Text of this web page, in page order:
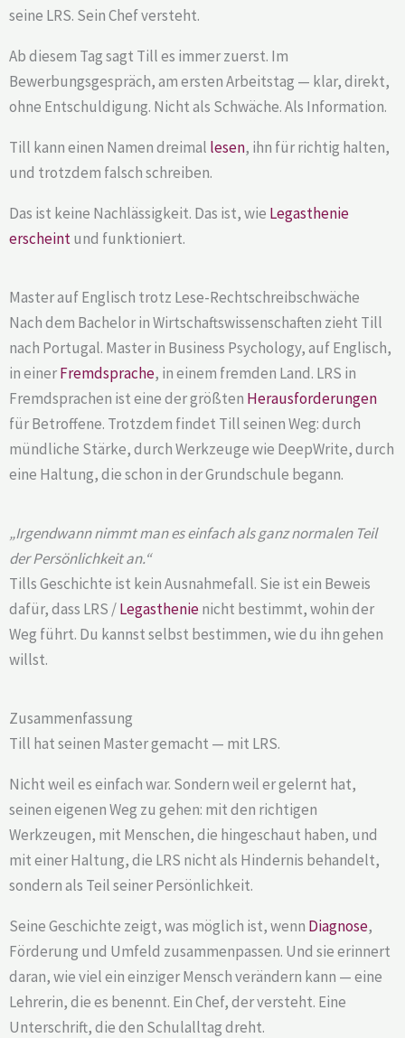
seine LRS. Sein Chef versteht.
Ab diesem Tag sagt Till es immer zuerst. Im
Bewerbungsgespräch, am ersten Arbeitstag — klar, direkt,
ohne Entschuldigung. Nicht als Schwäche. Als Information.
Till kann einen Namen dreimal lesen, ihn für richtig halten,
und trotzdem falsch schreiben.
Das ist keine Nachlässigkeit. Das ist, wie Legasthenie
erscheintund funktioniert.
Master auf Englisch trotz Lese-Rechtschreibschwäche
Nach dem Bachelor in Wirtschaftswissenschaften zieht Till
nach Portugal. Master in Business Psychology, auf Englisch,
in einerFremdsprache, in einem fremden Land. LRS in
Fremdsprachen ist eine der größten Herausforderungen
für Betroffene. Trotzdem findet Till seinen Weg: durch
mündliche Stärke, durch Werkzeuge wie DeepWrite, durch
eine Haltung, die schon in der Grundschule begann.
„Irgendwann nimmt man es einfach als ganz normalen Teil
der Persönlichkeit an.“
Tills Geschichte ist kein Ausnahmefall. Sie ist ein Beweis
dafür, dass LRS /Legasthenienicht bestimmt, wohin der
Weg führt. Du kannst selbst bestimmen, wie du ihn gehen
willst.
Zusammenfassung
Till hat seinen Master gemacht — mit LRS.
Nicht weil es einfach war. Sondern weil er gelernt hat,
seinen eigenen Weg zu gehen: mit den richtigen
Werkzeugen, mit Menschen, die hingeschaut haben, und
mit einer Haltung, die LRS nicht als Hindernis behandelt,
sondern als Teil seiner Persönlichkeit.
Seine Geschichte zeigt, was möglich ist, wenn Diagnose,
Förderung und Umfeld zusammenpassen. Und sie erinnert
daran, wie viel ein einziger Mensch verändern kann — eine
Lehrerin, die es benennt. Ein Chef, der versteht. Eine
Unterschrift, die den Schulalltag dreht.